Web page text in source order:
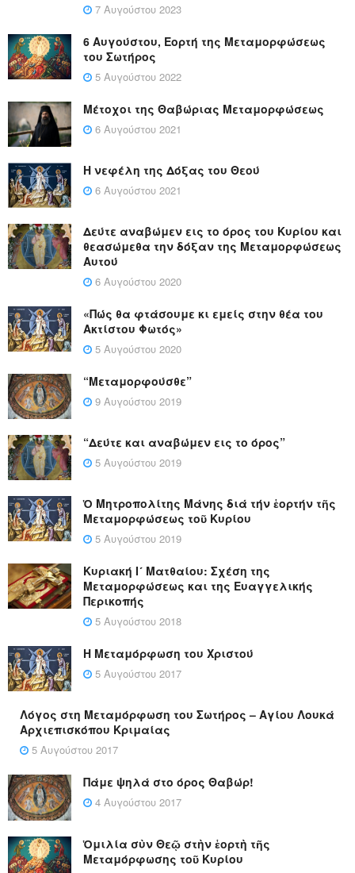
7 Αυγούστου 2023
6 Αυγούστου, Εορτή της Μεταμορφώσεως
του Σωτήρος
5 Αυγούστου 2022
Μέτοχοι της Θαβώριας Μεταμορφώσεως
6 Αυγούστου 2021
Η νεφέλη της Δόξας του Θεού
6 Αυγούστου 2021
Δεύτε αναβώμεν εις το όρος του Κυρίου και
θεασώμεθα την δόξαν της Μεταμορφώσεως
Αυτού
6 Αυγούστου 2020
«Πώς θα φτάσουμε κι εμείς στην θέα του
Ακτίστου Φωτός»
5 Αυγούστου 2020
“Μεταμορφούσθε”
9 Αυγούστου 2019
“Δεύτε και αναβώμεν εις το όρος”
5 Αυγούστου 2019
Ὁ Μητροπολίτης Μάνης διά τήν ἑορτήν τῆς
Μεταμορφώσεως τοῦ Κυρίου
5 Αυγούστου 2019
Κυριακή Ι´ Ματθαίου: Σχέση της
Μεταμορφώσεως και της Ευαγγελικής
Περικοπής
5 Αυγούστου 2018
Η Μεταμόρφωση του Χριστού
5 Αυγούστου 2017
Λόγος στη Μεταμόρφωση του Σωτήρος – Αγίου Λουκά
Αρχιεπισκόπου Κριμαίας
5 Αυγούστου 2017
Πάμε ψηλά στο όρος Θαβώρ!
4 Αυγούστου 2017
Ὁμιλία σὺν Θεῷ στὴν ἑορτὴ τῆς
Μεταμόρφωσης τοῦ Κυρίου